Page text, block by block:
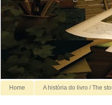
Home A história do livro / The